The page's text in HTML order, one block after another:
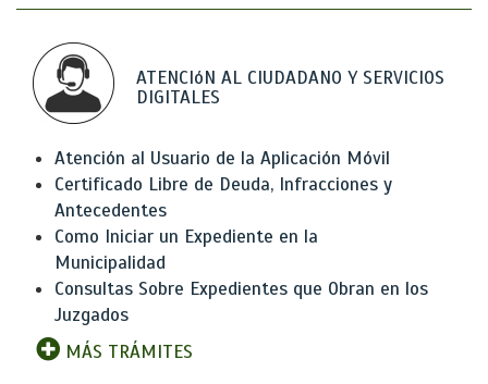
ATENCIóN AL CIUDADANO Y SERVICIOS
DIGITALES
Atención al Usuario de la Aplicación Móvil
Certificado Libre de Deuda, Infracciones y
Antecedentes
Como Iniciar un Expediente en la
Municipalidad
Consultas Sobre Expedientes que Obran en los
Juzgados
MÁS TRÁMITES